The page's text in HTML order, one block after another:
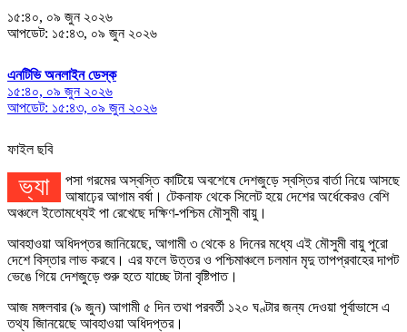
১৫:৪০, ০৯ জুন ২০২৬
আপডেট: ১৫:৪৩, ০৯ জুন ২০২৬
এনটিভি অনলাইন ডেস্ক
১৫:৪০, ০৯ জুন ২০২৬
আপডেট: ১৫:৪৩, ০৯ জুন ২০২৬
ফাইল ছবি
ভ্যাপসা গরমের অস্বস্তি কাটিয়ে অবশেষে দেশজুড়ে স্বস্তির বার্তা নিয়ে আসছে
আষাঢ়ের আগাম বর্ষা। টেকনাফ থেকে সিলেট হয়ে দেশের অর্ধেকেরও বেশি
অঞ্চলে ইতোমধ্যেই পা রেখেছে দক্ষিণ-পশ্চিম মৌসুমী বায়ু।
আবহাওয়া অধিদপ্তর জানিয়েছে, আগামী ৩ থেকে ৪ দিনের মধ্যে এই মৌসুমী বায়ু পুরো
দেশে বিস্তার লাভ করবে। এর ফলে উত্তর ও পশ্চিমাঞ্চলে চলমান মৃদু তাপপ্রবাহের দাপট
ভেঙে গিয়ে দেশজুড়ে শুরু হতে যাচ্ছে টানা বৃষ্টিপাত।
আজ মঙ্গলবার (৯ জুন) আগামী ৫ দিন তথা পরবর্তী ১২০ ঘণ্টার জন্য দেওয়া পূর্বাভাসে এ
তথ্য জািনয়েছে আবহাওয়া অধিদপ্তর।